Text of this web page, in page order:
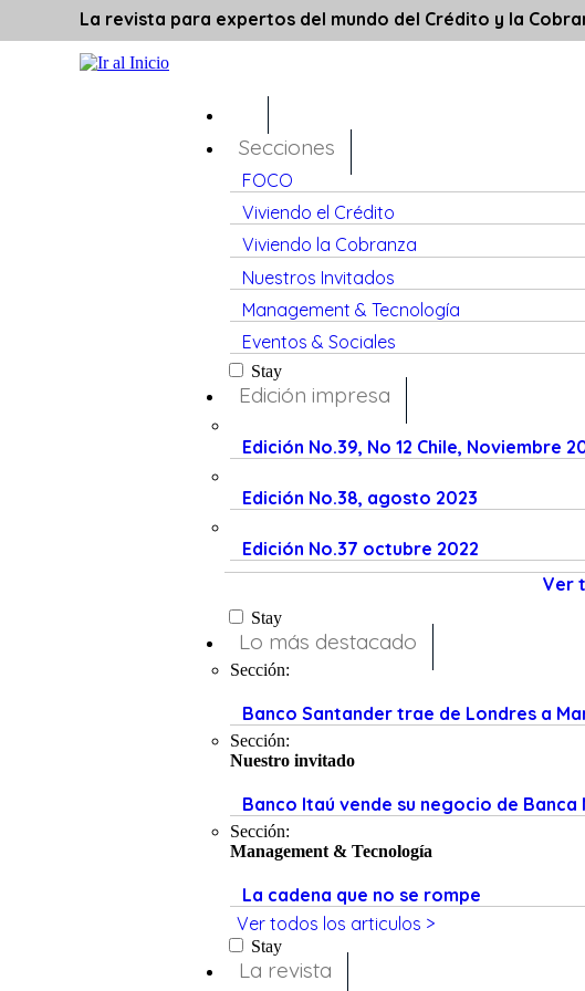
La revista para expertos del mundo del Crédito y la
Secciones
FOCO
Viviendo el Crédito
Viviendo la Cobranza
Nuestros Invitados
Management & Tecnología
Eventos & Sociales
Stay
Edición impresa
Edición No.39, No 12 Chile, Noviembre
Edición No.38, agosto 2023
Edición No.37 octubre 2022
Ver
Stay
Lo más destacado
Sección:
Banco Santander trae de Londres a
Sección:
Nuestro invitado
Banco Itaú vende su negocio de
Sección:
Management & Tecnología
La cadena que no se rompe
Ver todos los articulos >
Stay
La revista